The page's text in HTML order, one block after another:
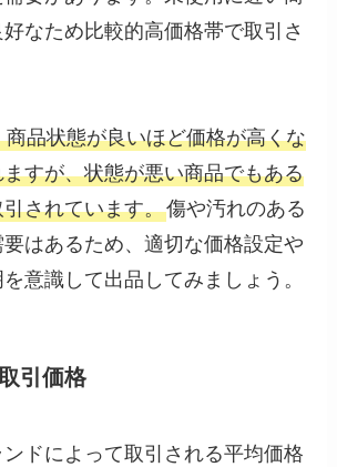
なため比較的高価格帯で取引さ
商品状態が良いほど価格が高くな
すが、状態が悪い商品でもある
されています。傷や汚れのある
要はあるため、適切な価格設定や
意識して出品してみましょう。
引価格
ンドによって取引される平均価格